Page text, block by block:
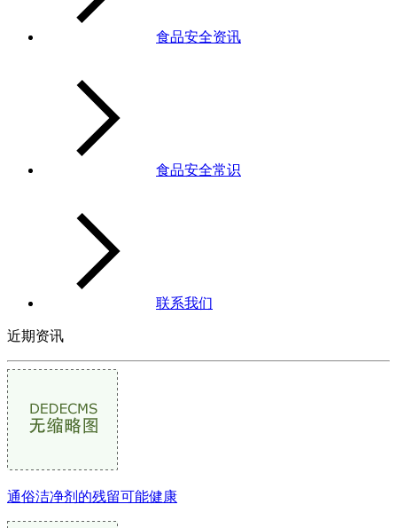
食品安全资讯
食品安全常识
联系我们
近期资讯
通俗洁净剂的残留可能健康